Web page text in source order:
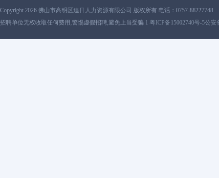
Copyright 2026 佛山市高明区追日人力资源有限公司 版权所有 电话：0757-88227748
招聘单位无权收取任何费用,警惕虚假招聘,避免上当受骗 1 粤ICP备15002740号-5公安